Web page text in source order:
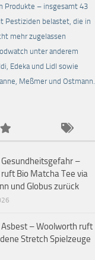
Produkte – insgesamt 43
Pestiziden belastet, die in
mehr zugelassen
unter anderem
Edeka und Lidl sowie
Meßmer und Ostmann.
Gesundheitsgefahr –
Bio Matcha Tee via
und Globus zurück
Asbest – Woolworth ruft
Stretch Spielzeuge